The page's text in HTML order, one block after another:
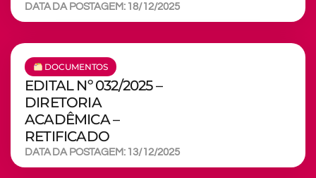
DATA DA POSTAGEM: 18/12/2025
DOCUMENTOS
EDITAL Nº 032/2025 –
DIRETORIA
ACADÊMICA –
RETIFICADO
DATA DA POSTAGEM: 13/12/2025